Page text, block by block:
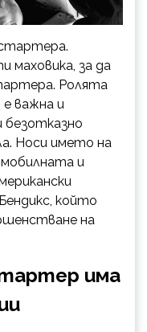
маховика, за да
Ролята
е важна и
безотказно
Носи името на
и
който
на
има